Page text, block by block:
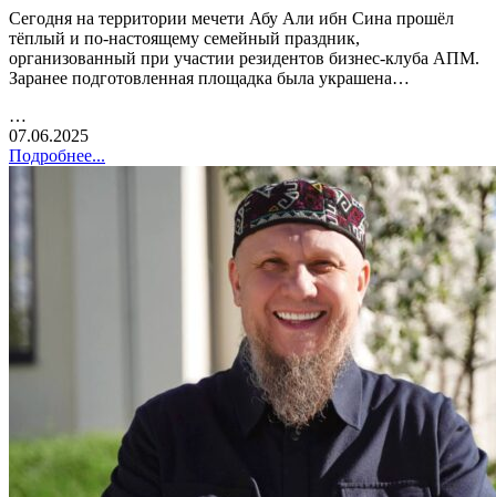
Сегодня на территории мечети Абу Али ибн Сина прошёл
тёплый и по-настоящему семейный праздник,
организованный при участии резидентов бизнес-клуба АПМ.
Заранее подготовленная площадка была украшена…
…
07.06.2025
Подробнее...